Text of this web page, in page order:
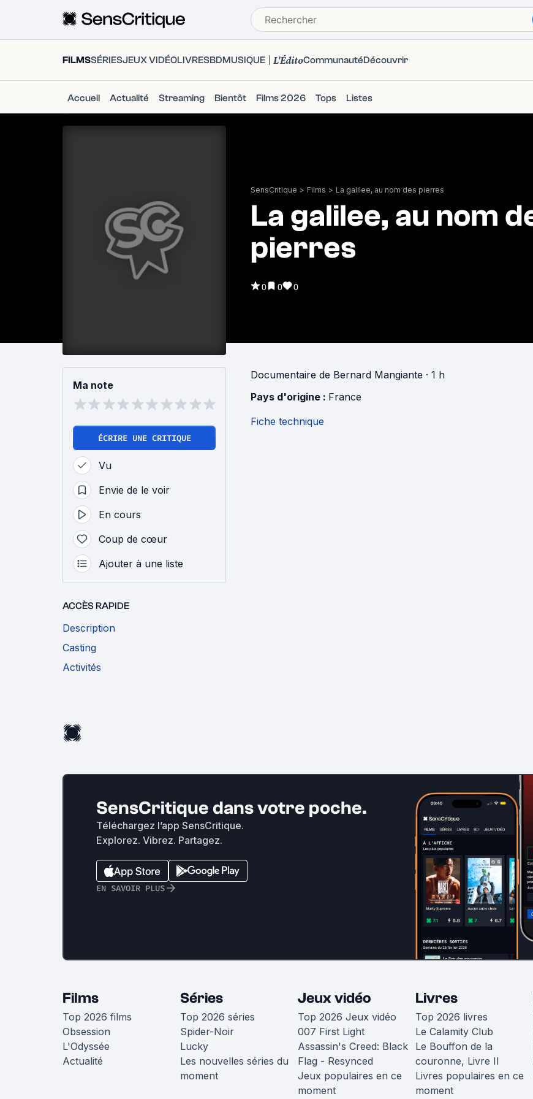
FILMSSÉRIESJEUX VIDÉOLIVRESBDMUSIQUE L'ÉditoCommunautéDécouvrir
Accueil Actualité Streaming Bientôt Films 2026 Tops Listes
SensCritique > Films > La galilee, au nom des pierres
La galilee, au nom
pierres
0 0 0
Ma note
ÉCRIRE UNE CRITIQUE
Vu
Envie de le voir
En cours
Coup de cœur
Ajouter à une liste
ACCÈS RAPIDE
Description
Casting
Activités
Documentaire de Bernard Mangiante · 1 h
Pays d'origine : France
Fiche technique
SensCritique dans votre poche.
Téléchargez l’app SensCritique.
Explorez. Vibrez. Partagez.
EN SAVOIR PLUS
Films
Top 2026 films
Obsession
L'Odyssée
Actualité
Séries
Top 2026 séries
Spider-Noir
Lucky
Les nouvelles séries du
moment
Jeux vidéo
Top 2026 Jeux vidéo
007 First Light
Assassin's Creed: Black
Flag - Resynced
Jeux populaires en ce
moment
Livres
Top 2026 livres
Le Calamity Club
Le Bouffon de la
couronne, Livre II
Livres populaires en ce
moment